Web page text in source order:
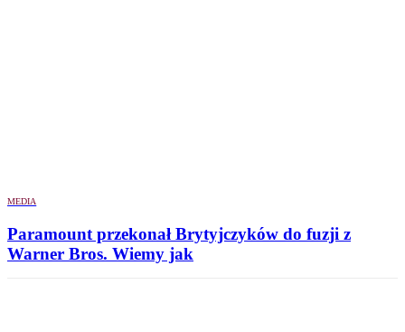
MEDIA
Paramount przekonał Brytyjczyków do fuzji z
Warner Bros. Wiemy jak